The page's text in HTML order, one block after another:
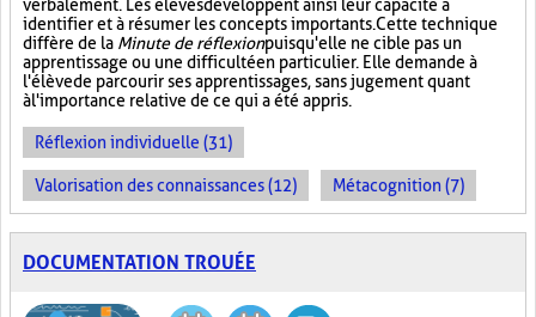
verbalement. Les élèves développent ainsi leur capacité à
identifier et à résumer les concepts importants. Cette technique
diffère de la Minute de réflexionpuisqu'elle ne cible pas un
apprentissage ou une difficulté en particulier. Elle demande à
l'élève de parcourir ses apprentissages, sans jugement quant
à l'importance relative de ce qui a été appris.
Réflexion individuelle (31)
Valorisation des connaissances (12) Métacognition (7)
DOCUMENTATION TROUÉE